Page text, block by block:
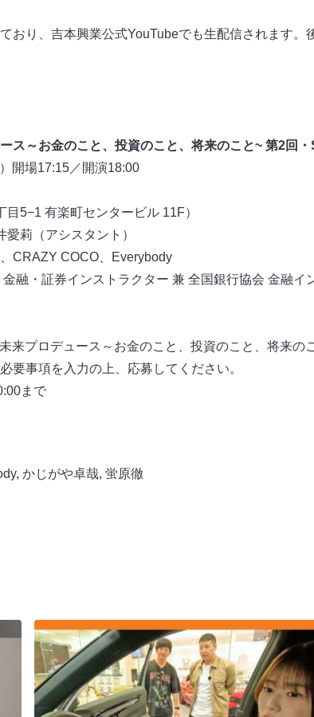
おり、吉本興業公式YouTubeでも生配信されます。
ス～お金のこと、投資のこと、将来のこと~ 第2回
開場17:15／開演18:00
5−1 有楽町センタービル 11F）
莉（アシスタント）
CRAZY COCO、Everybody
融・証券インストラクター 兼 全国銀行協会 金融イ
来プロデュース～お金のこと、投資のこと、将来の
要事項を入力の上、応募してください。
まで
, かじがや卓哉, 蛍原徹